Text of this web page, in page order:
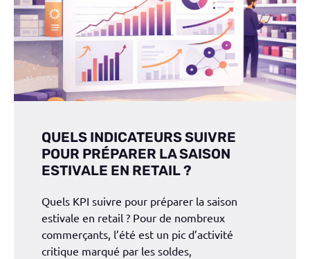
QUELS INDICATEURS SUIVRE
POUR PRÉPARER LA SAISON
ESTIVALE EN RETAIL ?
Quels KPI suivre pour préparer la saison
estivale en retail ? Pour de nombreux
commerçants, l’été est un pic d’activité
critique marqué par les soldes,